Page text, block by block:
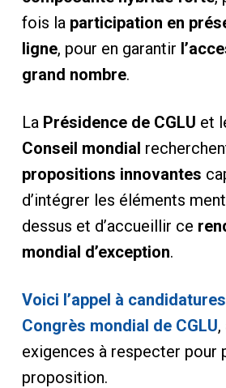
fois la participation en
ligne, pour en garantir
grand nombre.
La Présidence de CGLU et
Conseil mondial
propositions innovantes
d’intégrer les éléments
dessus et d’accueillir ce
mondial d’exception.
Voici l’appel à
Congrès mondial de CGLU
exigences à respecter pour
proposition.